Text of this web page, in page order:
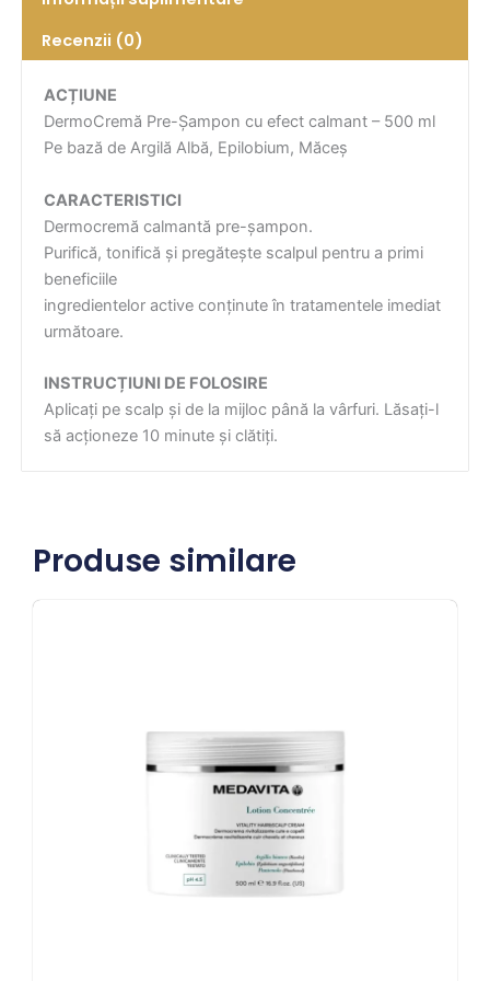
Recenzii (0)
ACȚIUNE
DermoCremă Pre-Șampon cu efect calmant – 500 ml
Pe bază de Argilă Albă, Epilobium, Măceș
CARACTERISTICI
Dermocremă calmantă pre-șampon.
Purifică, tonifică și pregătește scalpul pentru a primi
beneficiile
ingredientelor active conținute în tratamentele imediat
următoare.
INSTRUCȚIUNI DE FOLOSIRE
Aplicați pe scalp și de la mijloc până la vârfuri. Lăsați-l
să acționeze 10 minute și clătiți.
Produse similare